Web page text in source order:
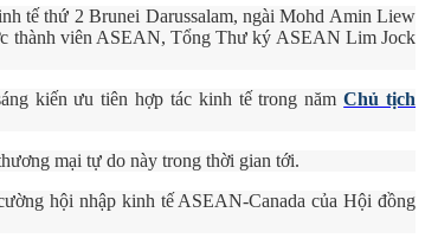
tế thứ 2 Brunei Darussalam, ngài Mohd Amin Liew
thành viên ASEAN, Tổng Thư ký ASEAN Lim Jock
kiến ưu tiên hợp tác kinh tế trong nămChủ tịch
mại tự do này trong thời gian tới.
hội nhập kinh tế ASEAN-Canada của Hội đồng